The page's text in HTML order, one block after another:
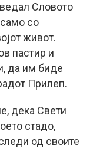
Словото
со
живот.
пастир и
да им биде
Прилеп.
дека Свети
стадо,
од своите